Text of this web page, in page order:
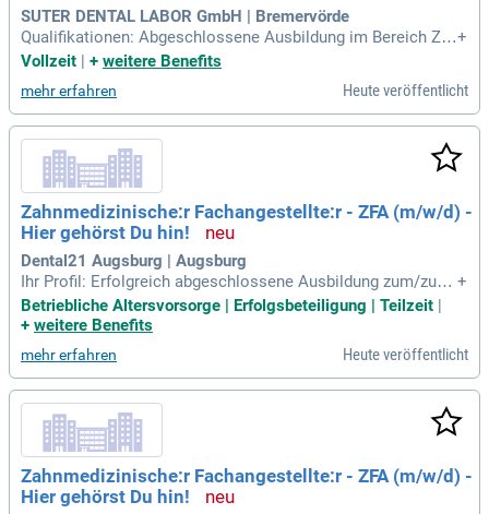
SUTER DENTAL LABOR GmbH | Bremervörde
Qualifikationen: Abgeschlossene Ausbildung im Bereich Za
hnmedizinische Fachangestellte:r, Zahnarzthelfer:in oder ver
abgeschlossene Ausbildung im Bereich Zahntechnik mit Ab
rechnungserfahrung.
+
Vollzeit | + weitere Benefits
mehr erfahren Heute veröffentlicht
Zahnmedizinische:r Fachangestellte:r - ZFA (m/w/d) -
Hier gehörst Du hin!
Dental21 Augsburg | Augsburg
Ihr Profil: Erfolgreich abgeschlossene Ausbildung zum/zur Z
ahnmedizinischen Fachangestellten; ZFA; Gute EDV-Kenntni
sse; Idealerweise erste Berufserfahrung; Kommunikationsst
ältige und eigenverantwortliche
+
Betriebliche Altersvorsorge | Erfolgsbeteiligung | Teilzeit
+ weitere Benefits
mehr erfahren Heute veröffentlicht
Zahnmedizinische:r Fachangestellte:r - ZFA (m/w/d) -
Hier gehörst Du hin!